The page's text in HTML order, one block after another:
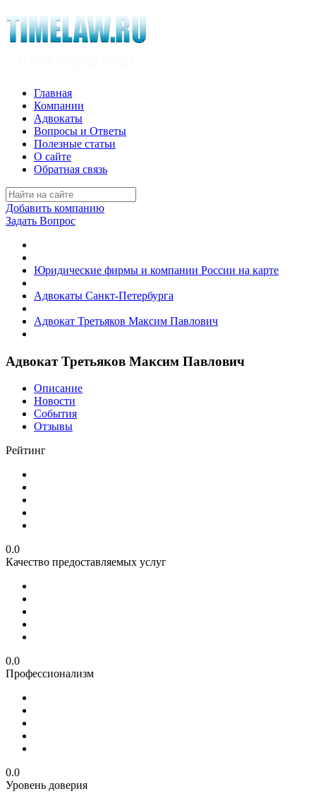
Главная
Компании
Адвокаты
Вопросы и Ответы
Полезные статьи
О сайте
Обратная связь
Добавить компанию
Задать Вопрос
Юридические фирмы и компании России на карте
Адвокаты Санкт-Петербурга
Адвокат Третьяков Максим Павлович
Адвокат Третьяков Максим Павлович
Описание
Новости
События
Отзывы
Рейтинг
0.0
Качество предоставляемых услуг
0.0
Профессионализм
0.0
Уровень доверия